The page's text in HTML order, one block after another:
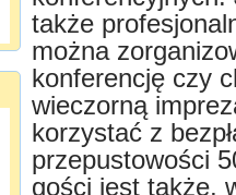
także
można
konferencję czy
wieczorną
korzystać z
przepustowości
gości jest także,